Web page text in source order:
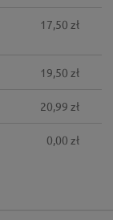
17,50 zł
19,50 zł
20,99 zł
0,00 zł